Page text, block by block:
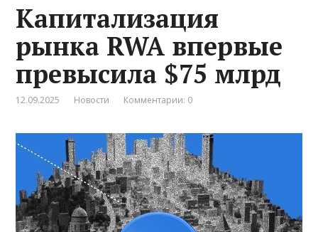
Капитализация
рынка RWA впервые
превысила $75 млрд
12.09.2025 Новости Комментарии: 0